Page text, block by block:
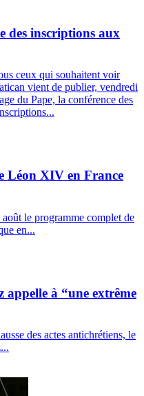
des inscriptions aux
ceux qui souhaitent voir
vient de publier, vendredi
du Pape, la conférence des
Léon XIV en France
le programme complet de
en...
à “une extrême
des actes antichrétiens, le